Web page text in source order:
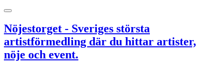
Nöjestorget - Sveriges största
artistförmedling där du hittar artister,
nöje och event.